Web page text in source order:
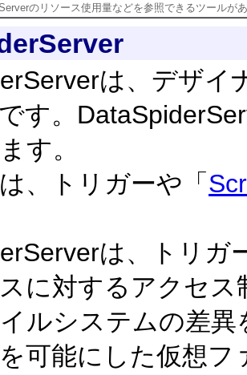
のリソース使用量などを参照できるツールが
は、デザイ
す。
す。
、トリガーや「
は、トリガ
に対するアクセ
ルシステムの差
可能にした仮想